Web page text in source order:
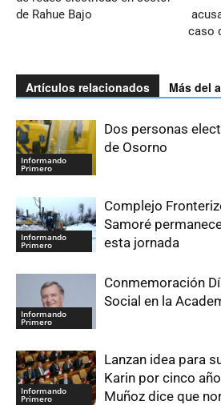
de Rahue Bajo
caso
Artículos relacionados Más del
Informando
Primero
Dos personas
de Osorno
Informando
Primero
Complejo
Samoré
esta jornada
Informando
Primero
Conmemoración
Social en la
Informando
Primero
Lanzan idea para
Karin por cinco
Muñoz dice que